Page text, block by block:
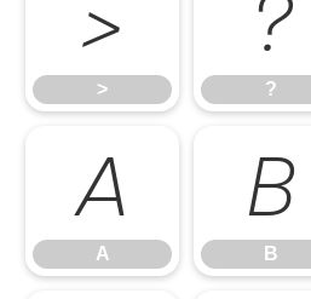
>
>
?
?
A
A
B
B